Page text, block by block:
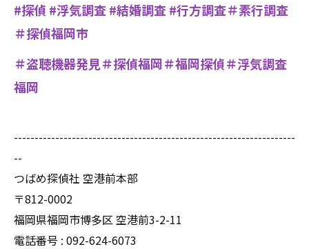
#探偵 #浮気調査 #結婚調査 #行方調査＃素行調査
＃探偵福岡市
＃盗聴機器発見＃探偵福岡＃福岡探偵＃浮気調査
福岡
--------------------------------------------------------------------
--
つばめ探偵社 空港前本部
〒812-0002
福岡県福岡市博多区 空港前3-2-11
電話番号 : 092-624-6073